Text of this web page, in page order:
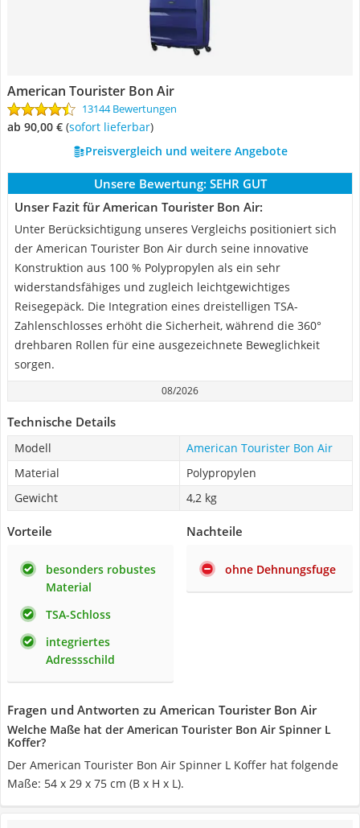
American Tourister Bon Air
13144 Bewertungen
ab 90,00 € ( Sofort lieferbar)
Preisvergleich und weitere Angebote
Unsere Bewertung: SEHR GUT
Unser Fazit für American Tourister Bon Air:
Unter Berücksichtigung unseres Vergleichs positioniert sich
der American Tourister Bon Air durch seine innovative
Konstruktion aus 100 % Polypropylen als ein sehr
widerstandsfähiges und zugleich leichtgewichtiges
Reisegepäck. Die Integration eines dreistelligen TSA-
Zahlenschlosses erhöht die Sicherheit, während die 360°
drehbaren Rollen für eine ausgezeichnete Beweglichkeit
sorgen.
08/2026
Technische Details
Modell
American Tourister Bon Air
Material
Polypropylen
Gewicht
4,2 kg
Vorteile
besonders robustes
Material
TSA-Schloss
integriertes
Adressschild
Nachteile
ohne Dehnungsfuge
Fragen und Antworten zu American Tourister Bon Air
Welche Maße hat der American Tourister Bon Air Spinner L
Koffer?
Der American Tourister Bon Air Spinner L Koffer hat folgende
Maße: 54 x 29 x 75 cm (B x H x L).